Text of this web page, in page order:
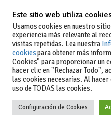
Ago 03, 2026
La Junta
A381 por Los
Este sitio web utiliza cookies
Usamos cookies en nuestro
experiencia más relevante al
visitas repetidas. Lea nuestra
cookies para obtener más
Cookies" para proporcionar un
hacer clic en "Rechazar Todo",
las cookies necesarias. Al
uso de TODAS las cookies.
Configuración de Cookies